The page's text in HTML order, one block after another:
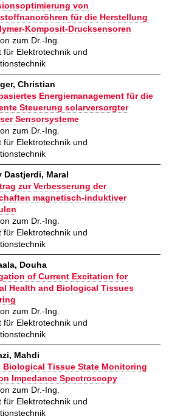
von
für die Herstellung
Komposit-Drucksensoren
zum Dr.-Ing.
für Elektrotechnik und
Christian
Energiemanagement für die
Steuerung solarversorgter
Sensorsysteme
zum Dr.-Ing.
für Elektrotechnik und
Dastjerdi, Maral
zur Verbesserung der
magnetisch-induktiver
zum Dr.-Ing.
für Elektrotechnik und
Douha
of Current Excitation for
Health and Biological Tissues
zum Dr.-Ing.
für Elektrotechnik und
Mahdi
Biological Tissue State Monitoring
Impedance Spectroscopy
zum Dr.-Ing.
für Elektrotechnik und